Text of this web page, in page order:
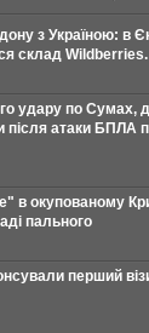
з Україною: в
склад
удару по Сумах,
атаки БПЛА
в окупованому
пального
перший